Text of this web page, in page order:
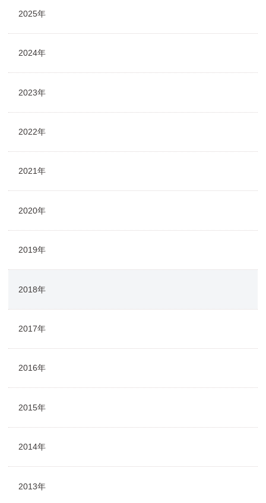
2025年
2024年
2023年
2022年
2021年
2020年
2019年
2018年
2017年
2016年
2015年
2014年
2013年